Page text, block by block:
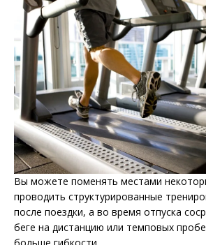
Вы можете поменять местами
проводить структурированные
после поездки, а во время отпуска
беге на дистанцию или темповых